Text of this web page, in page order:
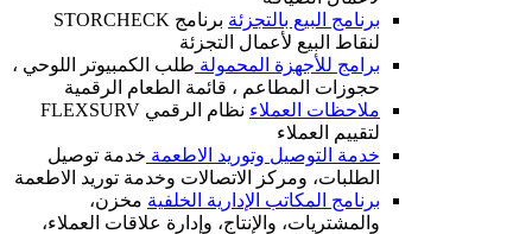
برنامج البيع بالتجزئة
برنامج STORCHECK
لنقاط البيع لأعمال التجزئة
برامج للأجهزة المحمولة طلب الكمبيوتر اللوحي ،
حجوزات المطاعم ، قائمة الطعام الرقمية
ملاحظات العملاء
نظام الرقمي FLEXSURV
لتقييم العملاء
خدمة التوصيل وتوريد الاطعمة خدمة توصيل
الطلبات، ومركز الاتصالات وخدمة توريد الاطعمة
برنامج المكاتب الإدارية الخلفية مخزن،
والمشتريات، والإنتاج، وإدارة علاقات العملاء،